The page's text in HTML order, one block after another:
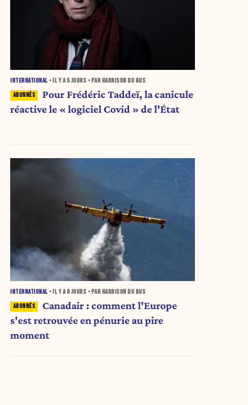
INTERNATIONAL • IL Y A5 JOURS • PAR HARRISON DU BUS
Pour Frédéric Taddeï, la canicule
réactive le « logiciel Covid » de l'État
INTERNATIONAL • IL Y A6 JOURS • PAR HARRISON DU BUS
Canadair : comment l'Europe
s'est retrouvée en pénurie au pire
moment